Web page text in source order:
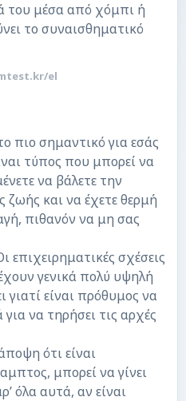
του μέσα από χόμπι ή
το συναισθηματικό
el
πιο σημαντικό για εσάς
τύπος που μπορεί να
να βάλετε την
ζωής και να έχετε θερμή
πιθανόν να μη σας
επιχειρηματικές σχέσεις
γενικά πολύ υψηλή
γιατί είναι πρόθυμος να
για να τηρήσει τις αρχές
ότι είναι
μπορεί να γίνει
όλα αυτά, αν είναι